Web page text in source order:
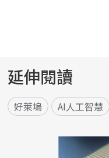
延伸閱讀
好萊塢 AI人工智慧